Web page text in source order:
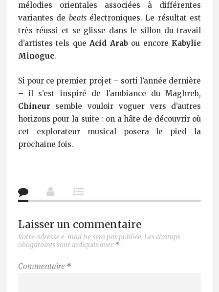
mélodies orientales associées à différentes
variantes de beatsélectroniques. Le résultat est
très réussi et se glisse dans le sillon du travail
d’artistes tels queAcid Arabou encore Kabylie
Minogue.
Si pour ce premier projet – sorti l’année dernière
– il s’est inspiré de l’ambiance du Maghreb,
Chineur semble vouloir voguer vers d’autres
horizons pour la suite : on a hâte de découvrir où
cet explorateur musical posera le pied la
prochaine fois.
Laisser un commentaire
Votre adresse e-mail ne sera pas publiée. Les champs
obligatoires sont indiqués avec *
Commentaire *